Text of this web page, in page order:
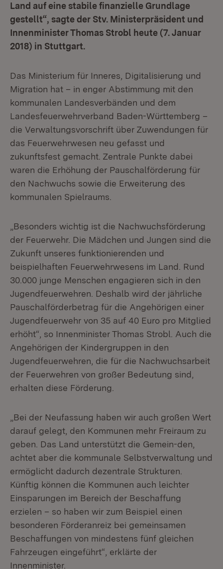
Land auf eine stabile finanzielle Grundlage
gestellt“, sagte der Stv. Ministerpräsident und
Innenminister Thomas Strobl heute (7. Januar
2018) in Stuttgart.
Das Ministerium für Inneres, Digitalisierung und
Migration hat – in enger Abstimmung mit den
kommunalen Landesverbänden und dem
Landesfeuerwehrverband Baden-Württemberg –
die Verwaltungsvorschrift über Zuwendungen für
das Feuerwehrwesen neu gefasst und
zukunftsfest gemacht. Zentrale Punkte dabei
waren die Erhöhung der Pauschalförderung für
den Nachwuchs sowie die Erweiterung des
kommunalen Spielraums.
„Besonders wichtig ist die Nachwuchsförderung
der Feuerwehr. Die Mädchen und Jungen sind die
Zukunft unseres funktionierenden und
beispielhaften Feuerwehrwesens im Land. Rund
30.000 junge Menschen engagieren sich in den
Jugendfeuerwehren. Deshalb wird der jährliche
Pauschalförderbetrag für die Angehörigen einer
Jugendfeuerwehr von 35 auf 40 Euro pro Mitglied
erhöht“, so Innenminister Thomas Strobl. Auch die
Angehörigen der Kindergruppen in den
Jugendfeuerwehren, die für die Nachwuchsarbeit
der Feuerwehren von großer Bedeutung sind,
erhalten diese Förderung.
„Bei der Neufassung haben wir auch großen Wert
darauf gelegt, den Kommunen mehr Freiraum zu
geben. Das Land unterstützt die Gemein-den,
achtet aber die kommunale Selbstverwaltung und
ermöglicht dadurch dezentrale Strukturen.
Künftig können die Kommunen auch leichter
Einsparungen im Bereich der Beschaffung
erzielen – so haben wir zum Beispiel einen
besonderen Förderanreiz bei gemeinsamen
Beschaffungen von mindestens fünf gleichen
Fahrzeugen eingeführt“, erklärte der
Innenminister.